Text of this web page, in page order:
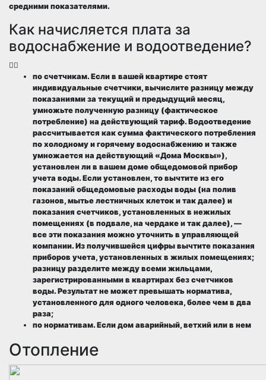
средними показателями.
Как начисляется плата за
водоснабжение и водоотведение?
по счетчикам. Если в вашей квартире стоят
индивидуальные счетчики, вычислите разницу между
показаниями за текущий и предыдущий месяц,
умножьте полученную разницу (фактическое
потребление) на действующий тариф. Водоотведение
рассчитывается как сумма фактического потребления
по холодному и горячему водоснабжению и также
умножается на действующий «Дома Москвы»),
установлен ли в вашем доме общедомовой прибор
учета воды. Если установлен, то вычтите из его
показаний общедомовые расходы воды (на полив
газонов, мытье лестничных клеток и так далее) и
показания счетчиков, установленных в нежилых
помещениях (в подвале, на чердаке и так далее), —
все эти показания можно уточнить в управляющей
компании. Из получившейся цифры вычтите показания
приборов учета, установленных в жилых помещениях;
разницу разделите между всеми жильцами,
зарегистрированными в квартирах без счетчиков
воды. Результат не может превышать норматива,
установленного для одного человека, более чем в два
раза;
по нормативам. Если дом аварийный, ветхий или в нем
Отопление